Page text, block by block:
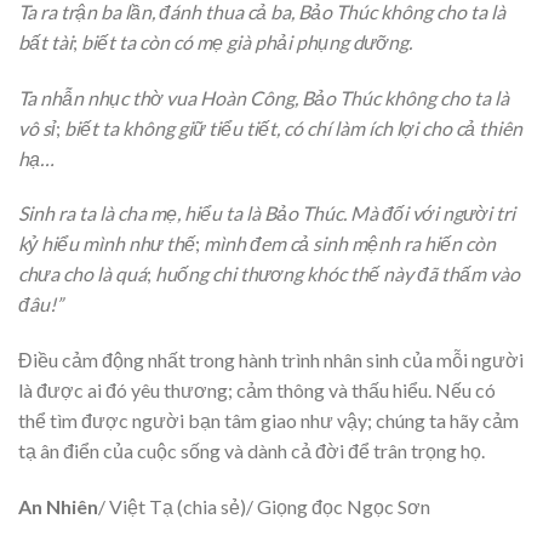
Ta ra trận ba lần, đánh thua cả ba, Bảo Thúc không cho ta là
bất tài; biết ta còn có mẹ già phải phụng dưỡng.
Ta nhẫn nhục thờ vua Hoàn Công, Bảo Thúc không cho ta là
vô sỉ; biết ta không giữ tiểu tiết, có chí làm ích lợi cho cả thiên
hạ…
Sinh ra ta là cha mẹ, hiểu ta là Bảo Thúc. Mà đối với người tri
kỷ hiểu mình như thế; mình đem cả sinh mệnh ra hiến còn
chưa cho là quá; huống chi thương khóc thế này đã thấm vào
đâu!”
Điều cảm động nhất trong hành trình nhân sinh của mỗi người
là được ai đó yêu thương; cảm thông và thấu hiểu. Nếu có
thể tìm được người bạn tâm giao như vậy; chúng ta hãy cảm
tạ ân điển của cuộc sống và dành cả đời để trân trọng họ.
An Nhiên/ Việt Tạ (chia sẻ)/ Giọng đọc Ngọc Sơn